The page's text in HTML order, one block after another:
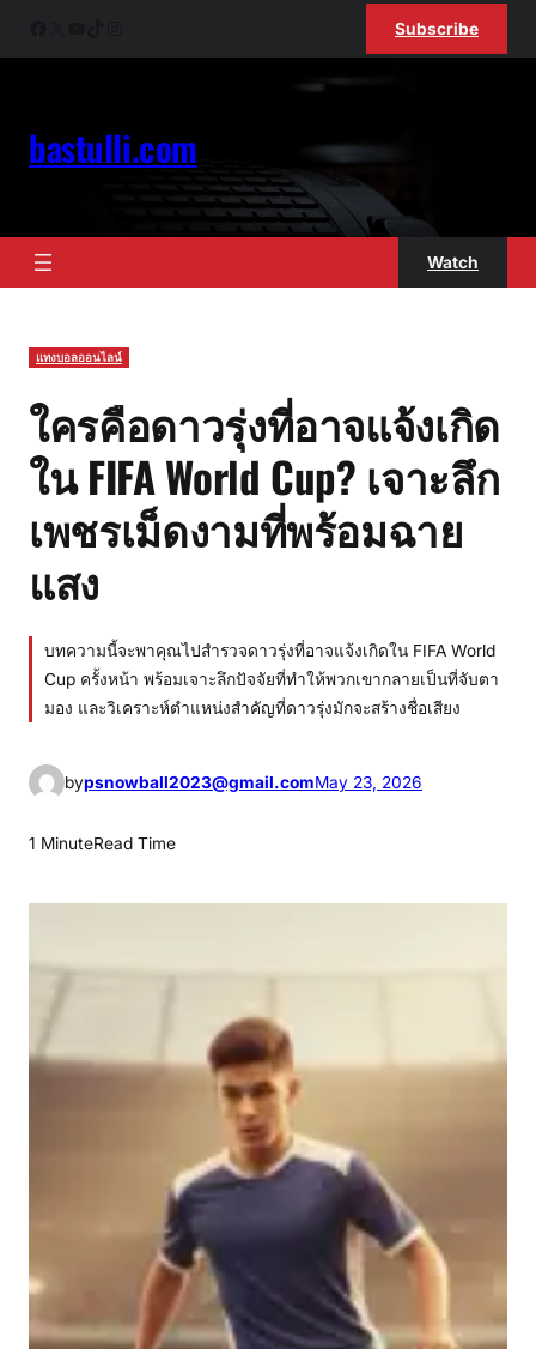
Subscribe
bastulli.com
Watch
แทงบอลออนไลน์
ใครคือดาวรุ่งที่อาจแจ้งเกิด
ใน FIFA World Cup? เจาะลึก
เพชรเม็ดงามที่พร้อมฉาย
แสง
บทความนี้จะพาคุณไปสำรวจดาวรุ่งที่อาจแจ้งเกิดใน FIFA World
Cup ครั้งหน้า พร้อมเจาะลึกปัจจัยที่ทำให้พวกเขากลายเป็นที่จับตา
มอง และวิเคราะห์ตำแหน่งสำคัญที่ดาวรุ่งมักจะสร้างชื่อเสียง
bypsnowball2023@gmail.comMay 23, 2026
1 MinuteRead Time